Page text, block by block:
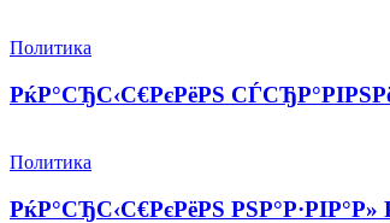
Политика
РќР°СЂС‹С€РєРёРЅ
Политика
РќР°СЂС‹С€РєРёРЅ РЅР°Р·РІР°Р»